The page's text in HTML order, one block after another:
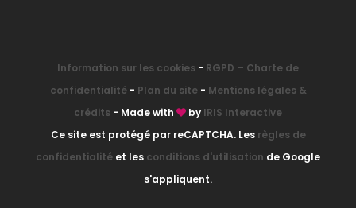
Information sur les cookies - RGPD – Charte de
confidentialité- Plan du site- Mentions légales &
crédits - Made with by IRIS Interactive
Ce site est protégé par reCAPTCHA. Les règles de
confidentialité et les conditions d'utilisation de Google
s'appliquent.